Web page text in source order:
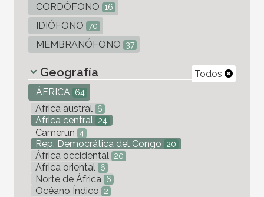
CORDÓFONO 16
IDIÓFONO 70
MEMBRANÓFONO 37
Todos
Geografía
ÁFRICA 64
Africa austral 6
Africa central 24
Camerún 4
Rep. Democrática del Congo 20
África occidental 20
Africa oriental 6
Norte de África 6
Océano Índico 2